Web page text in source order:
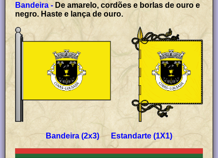
Bandeira -
negro. Haste e lança de ouro.
Bandeira (2x3) Estandarte (1X1)